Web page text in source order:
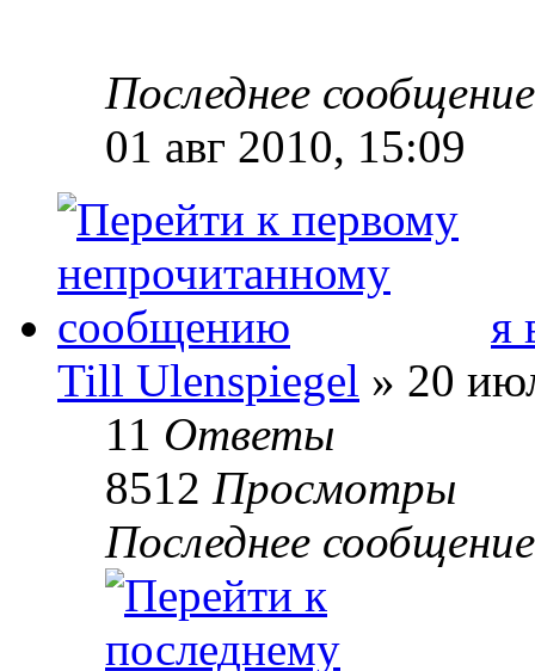
Последнее
01 авг 2010, 15:09
я
Till Ulenspiegel » 20
11 Ответы
8512 Просмотры
Последнее